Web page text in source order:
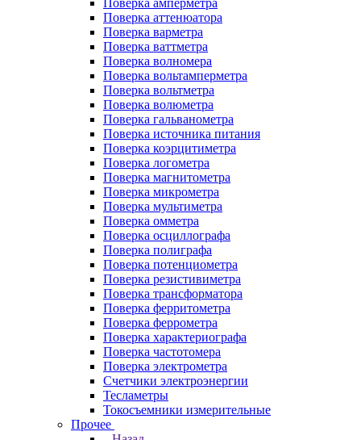
Поверка амперметра
Поверка аттенюатора
Поверка варметра
Поверка ваттметра
Поверка волномера
Поверка вольтамперметра
Поверка вольтметра
Поверка волюметра
Поверка гальванометра
Поверка источника питания
Поверка коэрцитиметра
Поверка логометра
Поверка магнитометра
Поверка микрометра
Поверка мультиметра
Поверка омметра
Поверка осциллографа
Поверка полиграфа
Поверка потенциометра
Поверка резистивиметра
Поверка трансформатора
Поверка ферритометра
Поверка феррометра
Поверка характериографа
Поверка частотомера
Поверка электрометра
Счетчики электроэнергии
Тесламетры
Токосъемники измерительные
Прочее